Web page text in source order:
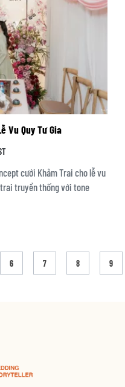
Vu Quy Tư Gia
cưới Khảm Trai cho lễ vu
truyền thống với tone
6 7 8 9